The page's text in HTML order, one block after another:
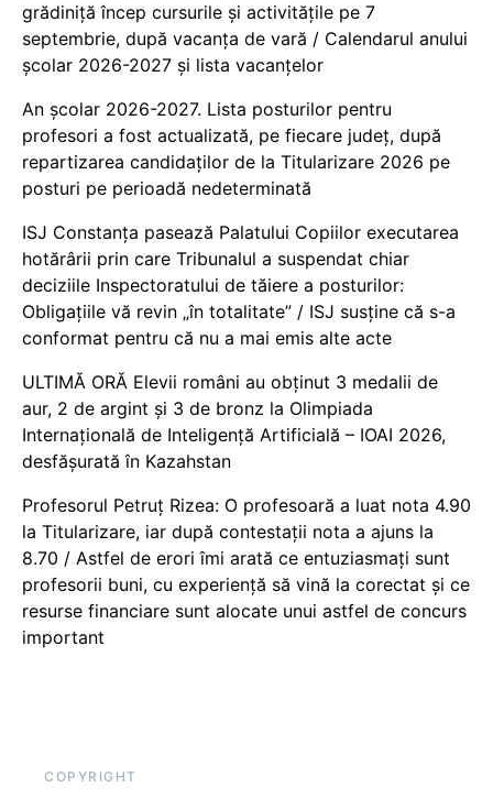
grădiniță încep cursurile și activitățile pe 7
septembrie, după vacanța de vară / Calendarul anului
școlar 2026-2027 și lista vacanțelor
An școlar 2026-2027. Lista posturilor pentru
profesori a fost actualizată, pe fiecare județ, după
repartizarea candidaților de la Titularizare 2026 pe
posturi pe perioadă nedeterminată
ISJ Constanța pasează Palatului Copiilor executarea
hotărârii prin care Tribunalul a suspendat chiar
deciziile Inspectoratului de tăiere a posturilor:
Obligațiile vă revin „în totalitate” / ISJ susține că s-a
conformat pentru că nu a mai emis alte acte
ULTIMĂ ORĂ Elevii români au obținut 3 medalii de
aur, 2 de argint și 3 de bronz la Olimpiada
Internațională de Inteligență Artificială – IOAI 2026,
desfășurată în Kazahstan
Profesorul Petruț Rizea: O profesoară a luat nota 4.90
la Titularizare, iar după contestații nota a ajuns la
8.70 / Astfel de erori îmi arată ce entuziasmați sunt
profesorii buni, cu experiență să vină la corectat și ce
resurse financiare sunt alocate unui astfel de concurs
important
COPYRIGHT